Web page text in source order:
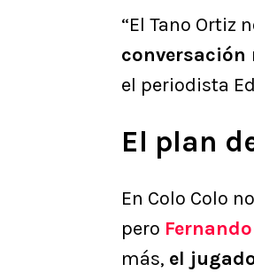
“El Tano Ortiz
conversación
el periodista
El plan
En Colo Colo
pero
más, el